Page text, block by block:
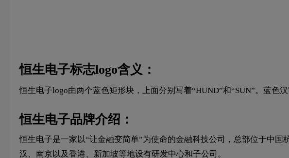
恒生电子标志logo含义：
恒生电子logo由两个蓝色矩形块，上面分别写着“HUND”和“SUN”。蓝色
恒生电子品牌介绍：
恒生电子是一家以“让金融变简单”为使命的金融科技公司，总部位于中
汉、南京以及香港、新加坡等地设有研发中心和子公司。